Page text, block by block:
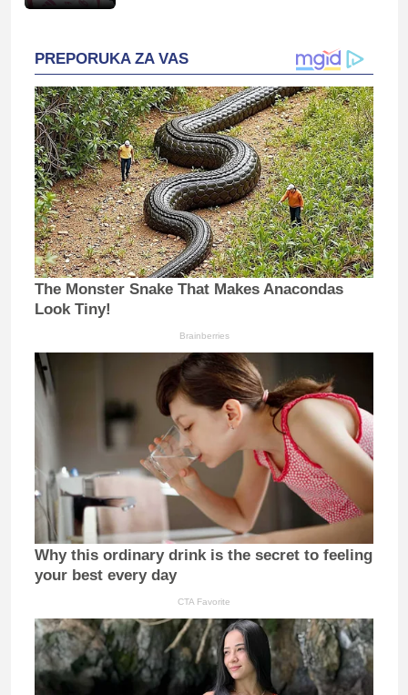
PREPORUKA ZA VAS
The Monster Snake That Makes Anacondas
Look Tiny!
Brainberries
Why this ordinary drink is the secret to feeling
your best every day
CTA Favorite